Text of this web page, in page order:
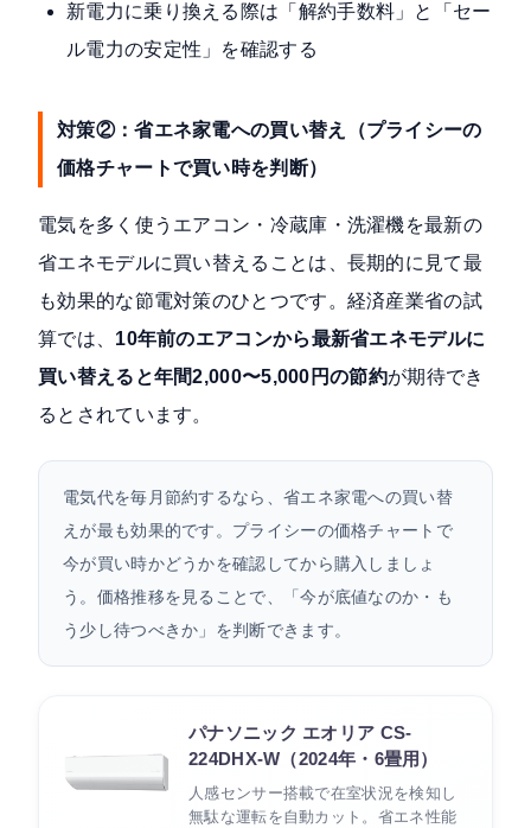
新電力に乗り換える際は「解約手数料」と「セー
ル電力の安定性」を確認する
対策②：省エネ家電への買い替え（プライシーの
価格チャートで買い時を判断）
電気を多く使うエアコン・冷蔵庫・洗濯機を最新の
省エネモデルに買い替えることは、長期的に見て最
も効果的な節電対策のひとつです。経済産業省の試
算では、 10年前のエアコンから最新省エネモデルに
買い替えると年間2,000〜5,000円の節約が期待でき
るとされています。
電気代を毎月節約するなら、省エネ家電への買い替
えが最も効果的です。プライシーの価格チャートで
今が買い時かどうかを確認してから購入しましょ
う。価格推移を見ることで、「今が底値なのか・も
う少し待つべきか」を判断できます。
パナソニック エオリア CS-
224DHX-W（2024年・6畳用）
人感センサー搭載で在室状況を検知し
無駄な運転を自動カット。省エネ性能